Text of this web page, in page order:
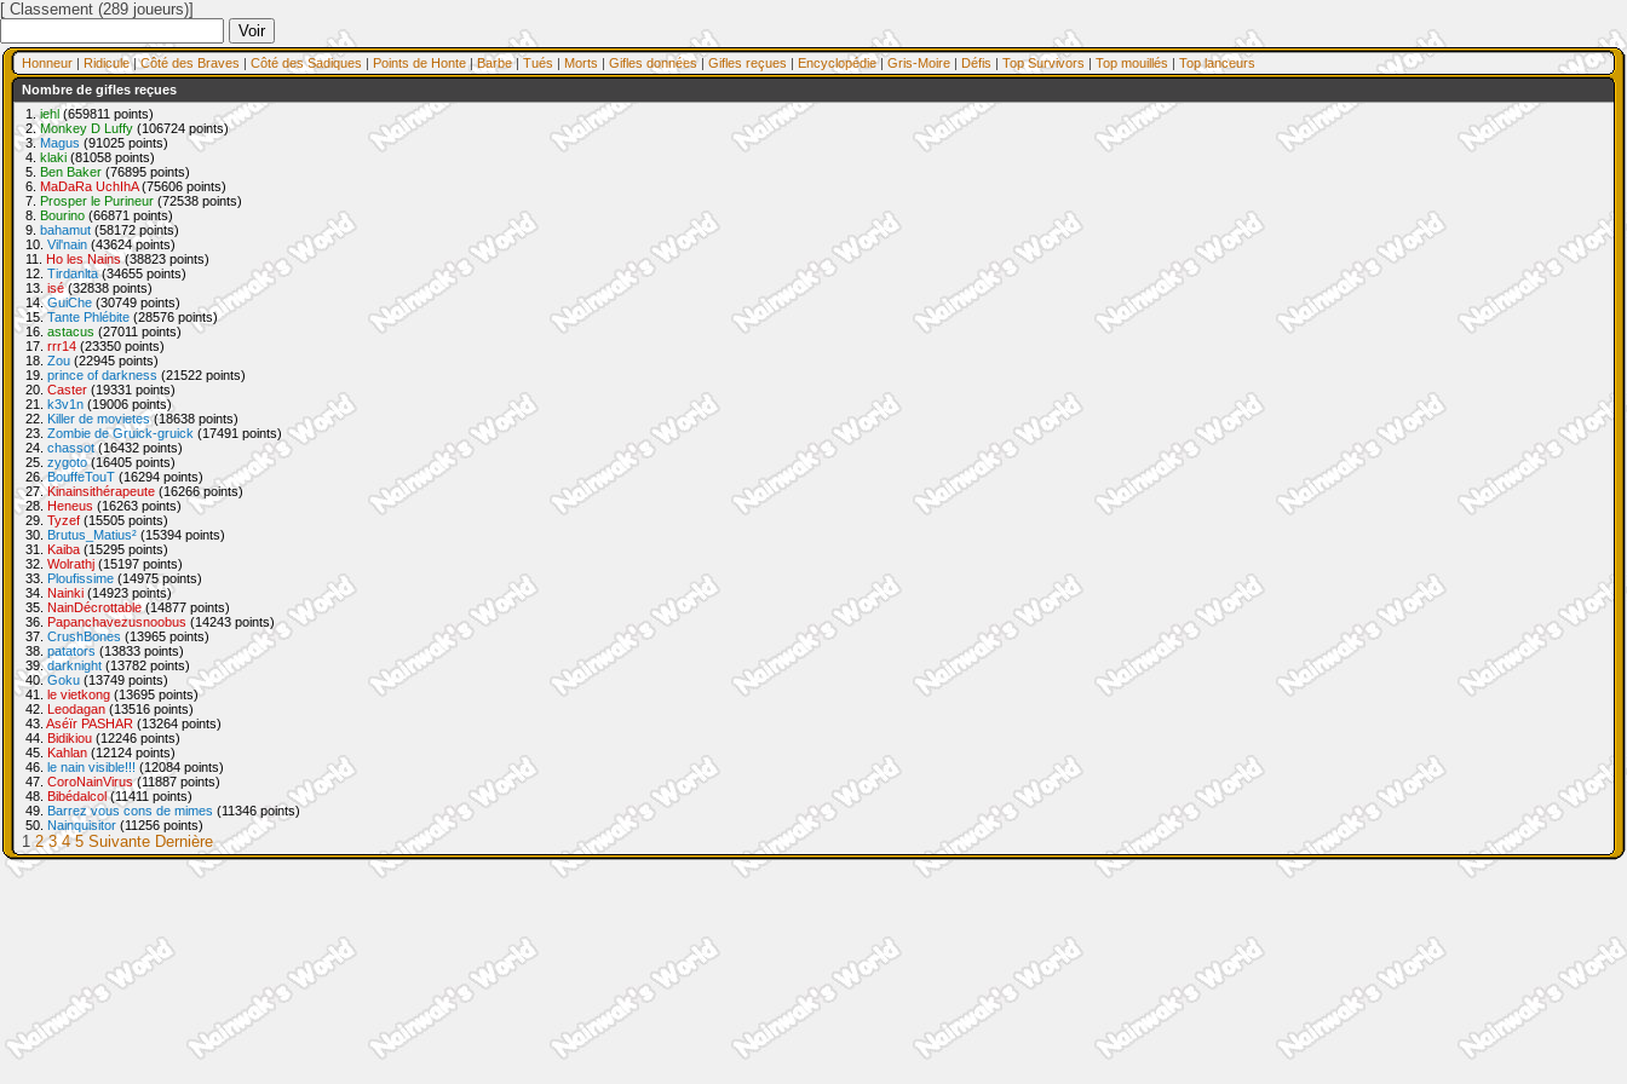
[ Classement (289 joueurs)]
Honneur | Ridicule|Côté des Braves | Côté des Sadiques | Points de Honte |Barbe| Tués | Morts | Gifles données | Gifles reçues | Encyclopédie| Gris-Moire | Défis | Top Survivors | Top mouillés | Top lanceurs
Nombre de gifles reçues
1. iehl (659811 points)
2.Monkey D Luffy (106724 points)
3. Magus (91025 points)
4. klaki (81058 points)
5. Ben Baker (76895 points)
6. MaDaRa UchIhA(75606 points)
7. Prosper le Purineur (72538 points)
8. Bourino (66871 points)
9. bahamut (58172 points)
10. Vil'nain (43624 points)
11. Ho les Nains(38823 points)
12. Tirdanlta(34655 points)
13. isé(32838 points)
14.GuiChe (30749 points)
15.Tante Phlébite (28576 points)
16. astacus (27011 points)
17. rrr14 (23350 points)
18. Zou (22945 points)
19. prince of darkness (21522 points)
20. Caster (19331 points)
21. k3v1n (19006 points)
22. Killer de movietes(18638 points)
23. Zombie de Gruick-gruick (17491 points)
24. chassot(16432 points)
25. zygoto(16405 points)
26.BouffeTouT (16294 points)
27.Kinainsithérapeute (16266 points)
28. Heneus (16263 points)
29. Tyzef (15505 points)
30. Brutus_Matius² (15394 points)
31. Kaiba (15295 points)
32. Wolrathj (15197 points)
33. Ploufissime (14975 points)
34. Nainki (14923 points)
35. NainDécrottable(14877 points)
36. Papanchavezusnoobus (14243 points)
37. CrushBones (13965 points)
38. patators (13833 points)
39.darknight (13782 points)
40.Goku (13749 points)
41. le vietkong (13695 points)
42. Leodagan (13516 points)
43. Aséïr PASHAR (13264 points)
44. Bidikiou (12246 points)
45. Kahlan (12124 points)
46. le nain visible!!! (12084 points)
47. CoroNainVirus(11887 points)
48. Bibédalcol(11411 points)
49. Barrez vous cons de mimes (11346 points)
50. Nainquisitor (11256 points)
1 2 3 4 5 Suivante Dernière